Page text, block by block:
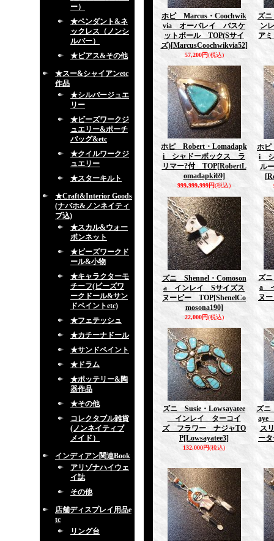
ー）
★ペンダント&ネ
ックレス（ノンシ
ルバー）
★ピアス&その他
★スー&シャイアンetc
作品
★シルバージュエ
リー
★ビーズワークジ
ュエリー&ポーチ
バッグ&etc
★クイルワークジ
ュエリー
★スターキルト
★Craft&Interior Goods
(ナバホ&ノンネイティ
ブ込)
★スカル&ウォー
ボンネット
★ビーズワークド
ール&小物
★キャラクターモ
チーフ(ビーズワ
ークドール&サン
ドペイントetc)
★フェテッシュ
★カチーナドール
★サンドペイント
★ドラム
★ポッテリー&陶
器作品
★その他
コレクタブル雑貨
(ノンネイティブ
メイド）
インディアン関連Book
アリゾナハイウェ
イ誌
その他
店舗ディスプレイ用品e
tc
リング台
ホピ Marcus・Coochwik
via オーバレイ バスケ
ットボール TOP(Sサイ
ズ)[MarcusCoochwikvia52]
57,200円(税込)
ズ
ン
ア
ホピ Robert・Lomadapk
i シャドーボックス ラ
リマー?付 TOP[RobertL
omadapki69]
999,999,999円(税込)
ホ
i シ
ル
ズニ Shennel・Comoson
a インレイ Sサイズス
ヌーピー TOP[ShenelCo
mosona190]
22,000円(税込)
ズ
a
ヌ
ズニ Susie・Lowsayatee
インレイ ターコイ
ズ フラワー ナジャTO
P[Lowsayatee3]
132,000円(税込)
ズニ
aye
ス
ー